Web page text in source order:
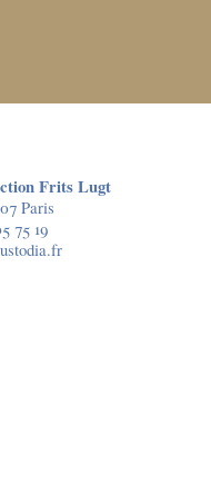
Frits Lugt
Paris
75 19